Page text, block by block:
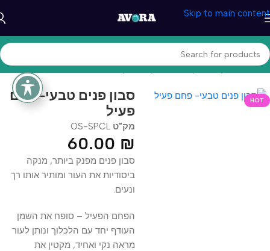
Skip to main content
עמוד הבית/קוסמטיקה וטיפוח/קוסמטיקה טבעית
HOT
סבון פנים טבעי- פחם
פעיל
מק"ט OS-SPCL
60.00 ₪
סבון פנים מפנק ביותר, מנקה
ביסודיות את העור ומותיר אותו רך
ונעים.
הפחם הפעיל – סופח את השמן
העודף יחד עם הלכלוך ונותן לעור
מראה נקי ואחיד, מקטין את